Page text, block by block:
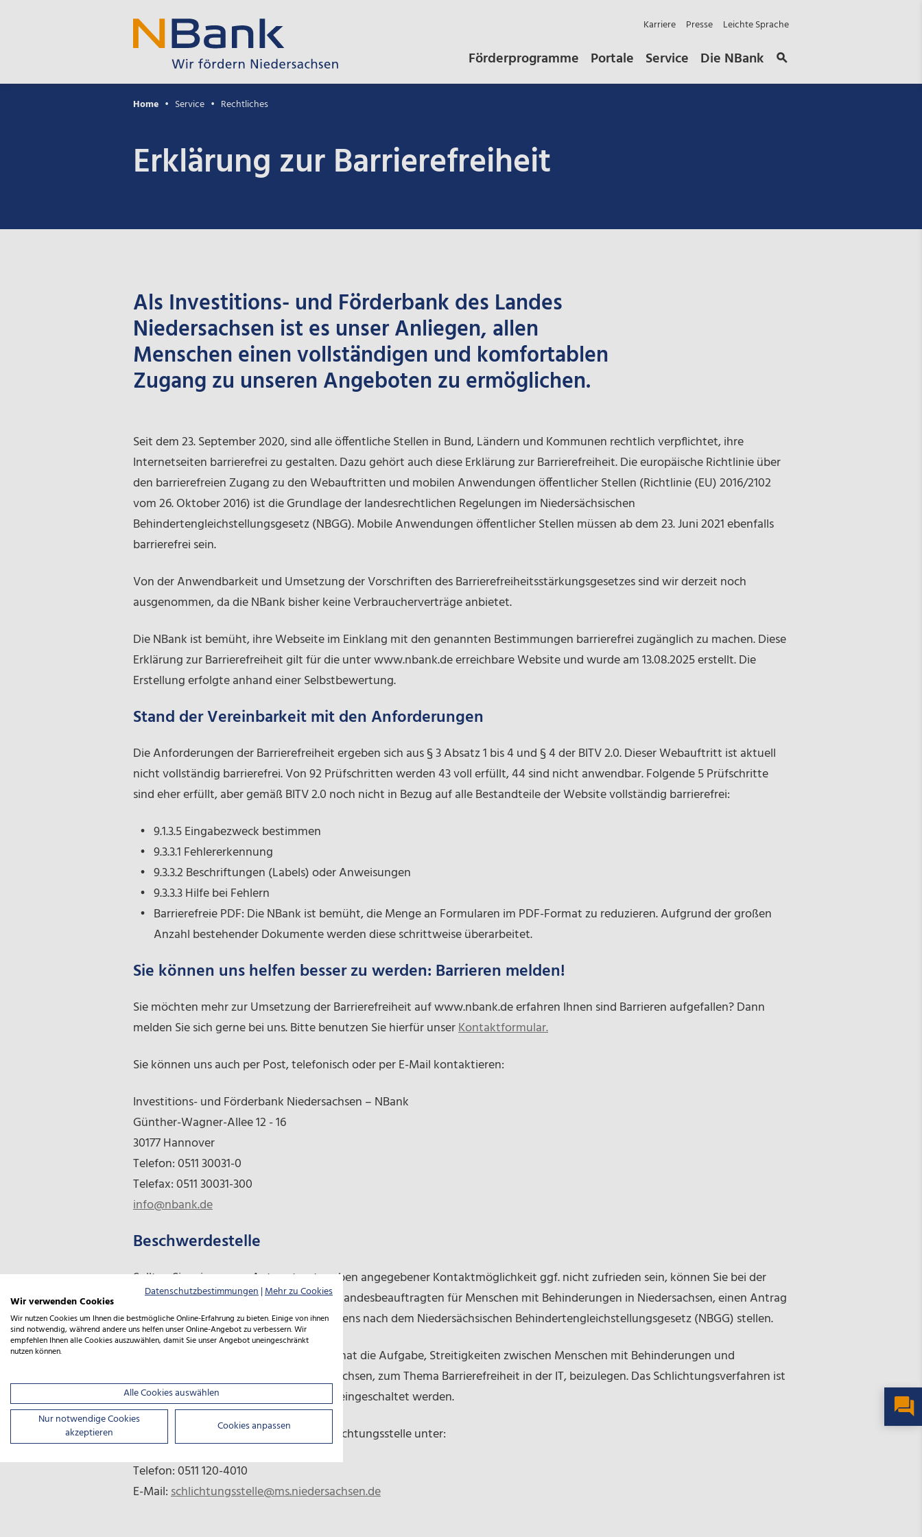
Karriere Presse Leichte Sprache
Förderprogramme Portale Service Die NBank
Home Service Rechtliches
Erklärung zur Barrierefreiheit
Als Investitions- und Förderbank des Landes
Niedersachsen ist es unser Anliegen, allen
Menschen einen vollständigen und komfortablen
Zugang zu unseren Angeboten zu ermöglichen.
Seit dem 23. September 2020, sind alle öffentliche Stellen in Bund, Ländern und Kommunen rechtlich verpflichtet, ihre
Internetseiten barrierefrei zu gestalten. Dazu gehört auch diese Erklärung zur Barrierefreiheit. Die europäische Richtlinie über
den barrierefreien Zugang zu den Webauftritten und mobilen Anwendungen öffentlicher Stellen (Richtlinie (EU) 2016/2102
vom 26. Oktober 2016) ist die Grundlage der landesrechtlichen Regelungen im Niedersächsischen
Behindertengleichstellungsgesetz (NBGG). Mobile Anwendungen öffentlicher Stellen müssen ab dem 23. Juni 2021 ebenfalls
barrierefrei sein.
Von der Anwendbarkeit und Umsetzung der Vorschriften des Barrierefreiheitsstärkungsgesetzes sind wir derzeit noch
ausgenommen, da die NBank bisher keine Verbraucherverträge anbietet.
Die NBank ist bemüht, ihre Webseite im Einklang mit den genannten Bestimmungen barrierefrei zugänglich zu machen. Diese
Erklärung zur Barrierefreiheit gilt für die unter www.nbank.de erreichbare Website und wurde am 13.08.2025 erstellt. Die
Erstellung erfolgte anhand einer Selbstbewertung.
Stand der Vereinbarkeit mit den Anforderungen
Die Anforderungen der Barrierefreiheit ergeben sich aus § 3 Absatz 1 bis 4 und § 4 der BITV 2.0. Dieser Webauftritt ist aktuell
nicht vollständig barrierefrei. Von 92 Prüfschritten werden 43 voll erfüllt, 44 sind nicht anwendbar. Folgende 5 Prüfschritte
sind eher erfüllt, aber gemäß BITV 2.0 noch nicht in Bezug auf alle Bestandteile der Website vollständig barrierefrei:
9.1.3.5 Eingabezweck bestimmen
9.3.3.1 Fehlererkennung
9.3.3.2 Beschriftungen (Labels) oder Anweisungen
9.3.3.3 Hilfe bei Fehlern
Barrierefreie PDF: Die NBank ist bemüht, die Menge an Formularen im PDF-Format zu reduzieren. Aufgrund der großen
Anzahl bestehender Dokumente werden diese schrittweise überarbeitet.
Sie können uns helfen besser zu werden: Barrieren melden!
Sie möchten mehr zur Umsetzung der Barrierefreiheit auf www.nbank.de erfahren Ihnen sind Barrieren aufgefallen? Dann
melden Sie sich gerne bei uns. Bitte benutzen Sie hierfür unserKontaktformular.
Sie können uns auch per Post, telefonisch oder per E-Mail kontaktieren:
Investitions- und Förderbank Niedersachsen – NBank
Günther-Wagner-Allee 12 - 16
30177 Hannover
Telefon: 0511 30031-0
Telefax: 0511 30031-300
info@nbank.de
Beschwerdestelle
Sollten Sie mir unserer Antwort unter oben angegebener Kontaktmöglichkeit ggf. nicht zufrieden sein, können Sie bei der
Schlichtungsstelle, eingerichtet bei der Landesbeauftragten für Menschen mit Behinderungen in Niedersachsen, einen Antrag
auf Einleitung eines Schlichtungsverfahrens nach dem Niedersächsischen Behindertengleichstellungsgesetz (NBGG) stellen.
Die Schlichtungsstelle nach § 9 d NBGG hat die Aufgabe, Streitigkeiten zwischen Menschen mit Behinderungen und
öffentlichen Stellen des Landes Niedersachsen, zum Thema Barrierefreiheit in der IT, beizulegen. Das Schlichtungsverfahren ist
kostenlos. Es muss kein Rechtsbeistand eingeschaltet werden.
Direkt kontaktieren können Sie die Schlichtungsstelle unter:
Telefon: 0511 120-4010
E-Mail:schlichtungsstelle@ms.niedersachsen.de
Datenschutzbestimmungen|Mehr zu Cookies
Wir verwenden Cookies
Wir nutzen Cookies um Ihnen die bestmögliche Online-Erfahrung zu bieten. Einige von ihnen
sind notwendig, während andere uns helfen unser Online-Angebot zu verbessern. Wir
empfehlen Ihnen alle Cookies auszuwählen, damit Sie unser Angebot uneingeschränkt
nutzen können.
Alle Cookies auswählen
Nur notwendige Cookies
akzeptieren
Cookies anpassen